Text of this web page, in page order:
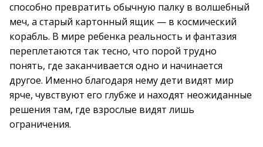
способно превратить обычную палку в волшебный
меч, а старый картонный ящик — в космический
корабль. В мире ребенка реальность и фантазия
переплетаются так тесно, что порой трудно
понять, где заканчивается одно и начинается
другое. Именно благодаря нему дети видят мир
ярче, чувствуют его глубже и находят неожиданные
решения там, где взрослые видят лишь
ограничения.